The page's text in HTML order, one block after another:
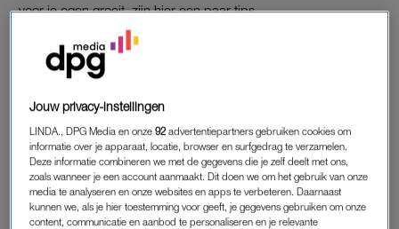
voor je ogen groeit, zijn hier een paar tips.
PONY KNIPPEN
ziet, is het logisch dat je er helemaal gek van wordt. De
kappers gaan 19 januari pas weer open en dat is nog best een
tijdje wachten. Wat kun je dan doen?
“Als je albangshebt en ze echt wil knippen, stel ik voor om
het minimaal te doen. Schaf een kappersschaar aan en begin
Jouw privacy-instellingen
LINDA., DPG Media en onze92 advertentiepartners gebruiken cookies om
informatie over je apparaat, locatie, browser en surfgedrag te verzamelen.
Deze informatie combineren we met de gegevens die je zelf deelt met ons,
zoals wanneer je een account aanmaakt. Dit doen we om het gebruik van onze
media te analyseren en onze websites en apps te verbeteren. Daarnaast
kunnen we, als je hier toestemming voor geeft, je gegevens gebruiken om onze
content, communicatie en aanbod te personaliseren en je relevante